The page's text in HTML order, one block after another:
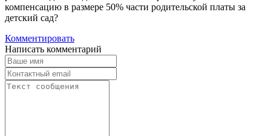
компенсацию в размере 50% части родительской платы за
детский сад?
Комментировать
Написать комментарий